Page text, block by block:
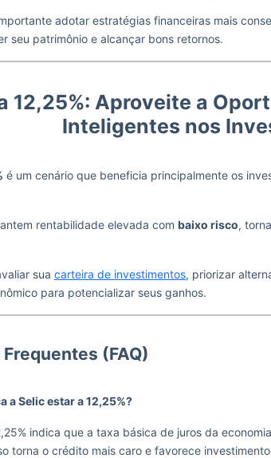
adotar estratégias financeiras mais
seu patrimônio e alcançar bons retornos.
12,25%: Aproveite a
Inteligentes nos
é um cenário que beneficia principalmente os
rentabilidade elevada com baixo risco,
sua carteira de investimentos, priorizar
para potencializar seus ganhos.
(FAQ)
a Selic estar a 12,25%?
indica que a taxa básica de juros da
torna o crédito mais caro e favorece